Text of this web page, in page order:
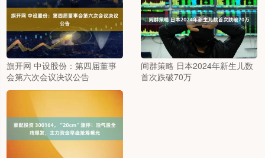
旗开网 中设股份：第四届董事
会第六次会议决议公告
间群策略 日本2024年新生儿数
首次跌破70万